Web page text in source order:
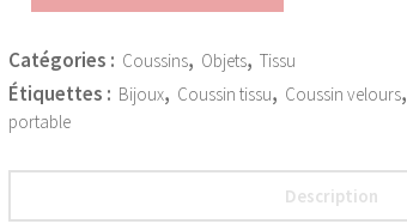
Catégories : Coussins, Objets, Tissu
Étiquettes : Bijoux, Coussin tissu, Coussin velours,
portable
Description